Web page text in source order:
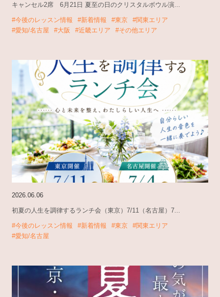
キャンセル2席 6月21日 夏至の日のクリスタルボウル演...
#今後のレッスン情報 #新着情報 #東京
#関東エリア
#愛知/名古屋
#大阪 #近畿エリア #その他エリア
2026.06.06
初夏の人生を調律するランチ会（東京）7/11（名古屋）7...
#今後のレッスン情報 #新着情報 #東京
#関東エリア
#愛知/名古屋